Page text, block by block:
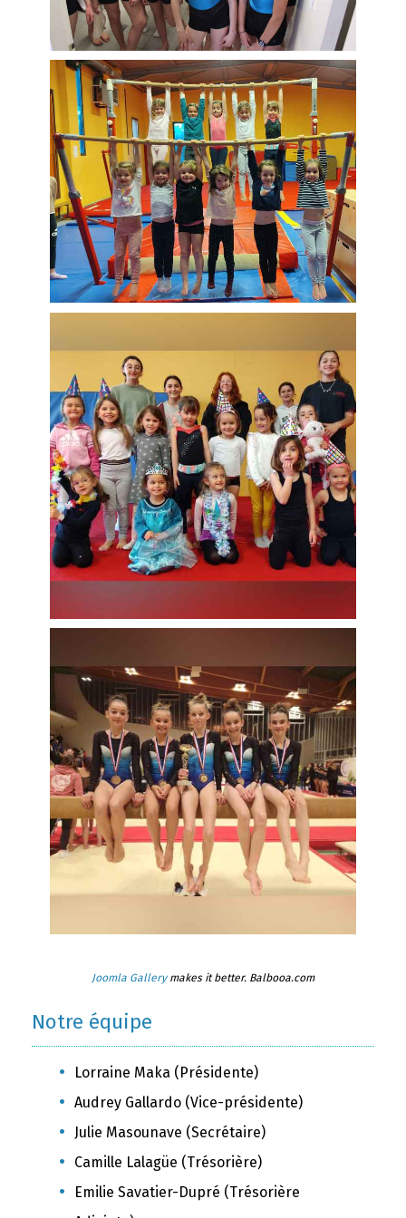
Joomla Gallerymakes it better. Balbooa.com
Notre équipe
Lorraine Maka (Présidente)
Audrey Gallardo (Vice-présidente)
Julie Masounave (Secrétaire)
Camille Lalagüe (Trésorière)
Emilie Savatier-Dupré (Trésorière